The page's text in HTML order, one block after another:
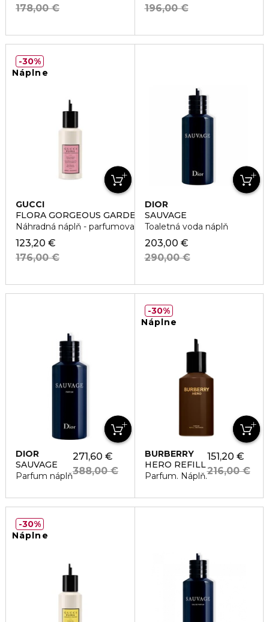
178,00 €
196,00 €
Náplne
GUCCI
FLORA GORGEOUS GARDENIA REFILL
Náhradná náplň - parfumovaná voda
123,20 €
176,00 €
30%
DIOR
SAUVAGE
Toaletná voda náplň
203,00 €
290,00 €
DIOR
SAUVAGE
Parfum náplň
271,60 €
388,00 €
Náplne
BURBERRY
HERO REFILL
Parfum. Náplň.
151,20 €
216,00 €
30%
Náplne
30%